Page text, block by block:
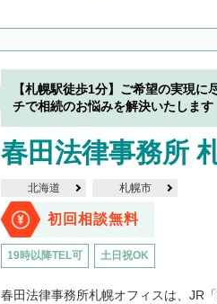
【札幌駅徒歩1分】ご希望の実現に
チで相続のお悩みを解決いたします
春田法律事務所
北海道 札幌市
初回相談無料
19時以降TEL可 土日祝OK
春田法律事務所札幌オフィスは、JR